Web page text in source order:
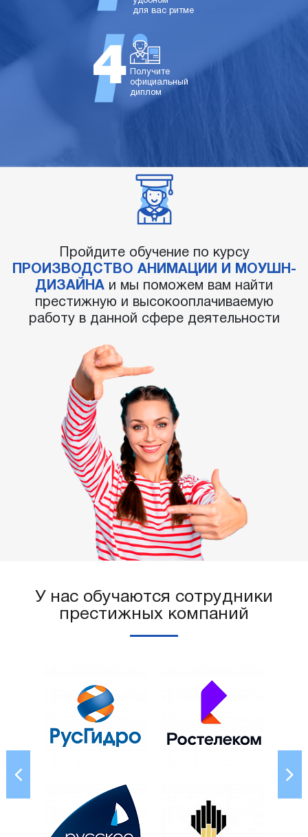
для вас ритме
Получите
официальный
диплом
Пройдите обучение по курсу
ПРОИЗВОДСТВО АНИМАЦИИ И МОУШН-
ДИЗАЙНА и мы поможем вам найти
престижную и высокооплачиваемую
работу в данной сфере деятельности
У нас обучаются сотрудники
престижных компаний